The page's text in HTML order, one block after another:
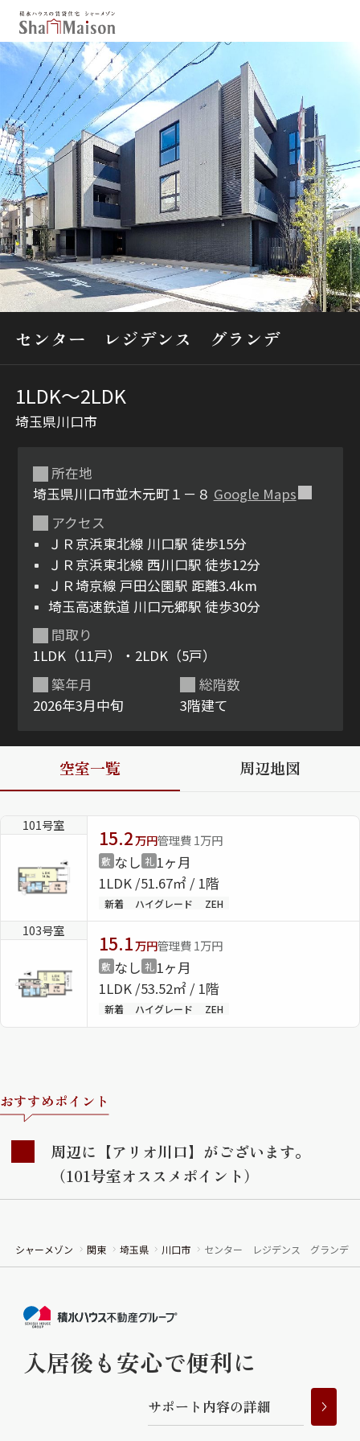
保存した条件
お気に入り
新着メール設定
最近見た物件
北海道 東北
関東
中部
関西
中国・四国
九州
市区郡・路線・駅から探す
通勤・通学時間から探す
地図から探す
人気のカテゴリから探す
シャーメゾンとは
ン
ルームツアー 動画ギャラリー
シャーメゾンショップを探す
らくらく内見
シャーメゾンライフサポート
自立型サービス付き・シニア向け
お問い合わせ・よくある質問
シャーメゾンライフ CLUB
らくらくパートナー
シャーメゾンライフ GUARD
らくらくプラチナ
センター レジデンス グランデ
1LDK〜2LDK
埼玉県川口市
所在地
埼玉県川口市並木元町１－８ Google Maps
アクセス
ＪＲ京浜東北線 川口駅 徒歩15分
ＪＲ京浜東北線 西川口駅 徒歩12分
ＪＲ埼京線 戸田公園駅 距離3.4km
埼玉高速鉄道 川口元郷駅 徒歩30分
築年月
2026年3月中旬
間取り
1LDK（11戸）・2LDK（5戸）
総階数
3階建て
空室一覧 周辺地図
101号室
15.2万円管理費 1万円
敷 なし 礼 1ヶ月
1LDK 51.67㎡ / 1階
新着 ハイグレード ZEH
103号室
15.1万円管理費 1万円
敷 なし 礼 1ヶ月
1LDK 53.52㎡ / 1階
新着 ハイグレード ZEH
おすすめポイント
周辺に【アリオ川口】がございます。
（101号室オススメポイント）
シャーメゾン 関東 埼玉県 川口市 センター レジデンス グランデ
入居後も安心で便利に
サポー ト 内容の詳細